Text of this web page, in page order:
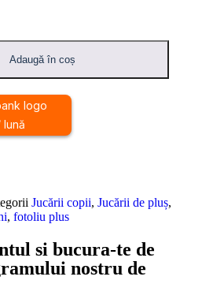
Adaugă în coș
lună
Jucării copii, Jucării de pluș,
, fotoliu plus
si bucura-te de
nostru de